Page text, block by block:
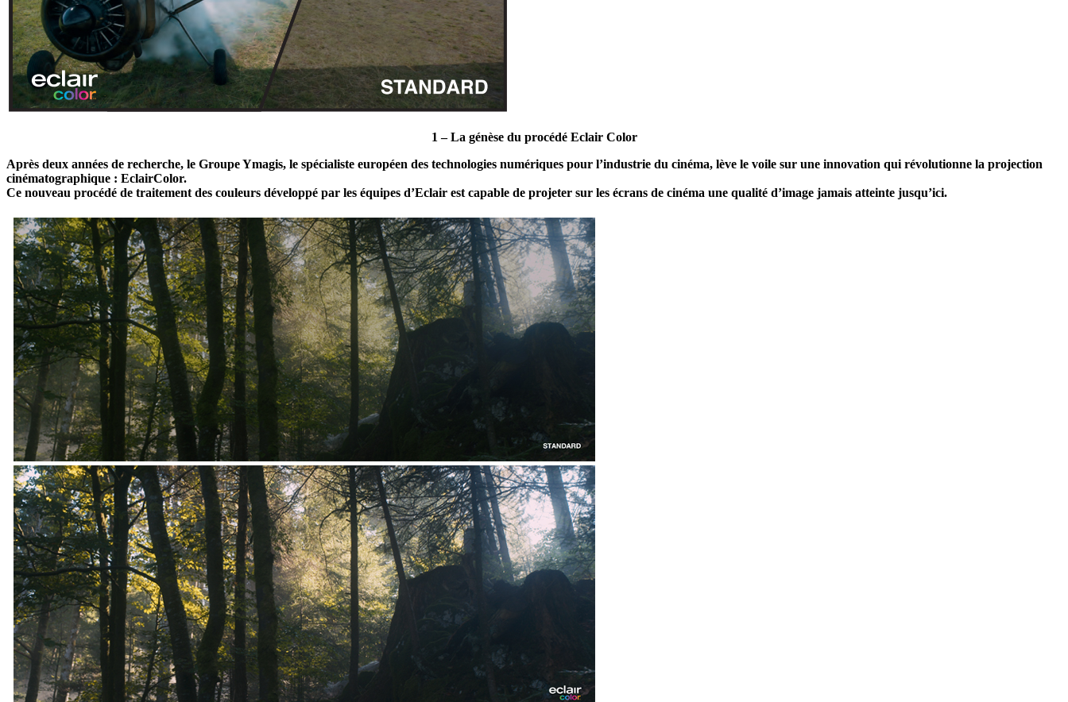
1 – La génèse du procédé Eclair Color
Après deux années de recherche, le Groupe Ymagis, le spécialiste européen des technologies numériques pour l’industrie du cinéma, lève le voile sur une innovation qui révolutionne la projection
cinématographique : EclairColor.
Ce nouveau procédé de traitement des couleurs développé par les équipes d’Eclair est capable de projeter sur les écrans de cinéma une qualité d’image jamais atteinte jusqu’ici.